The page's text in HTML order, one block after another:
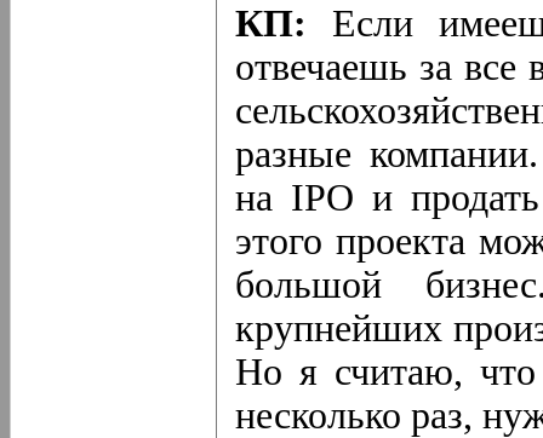
КП: Если
отвечаешь за все
разные
на IPO и
этого проекта
большой
крупнейших
Но я считаю,
несколько раз,